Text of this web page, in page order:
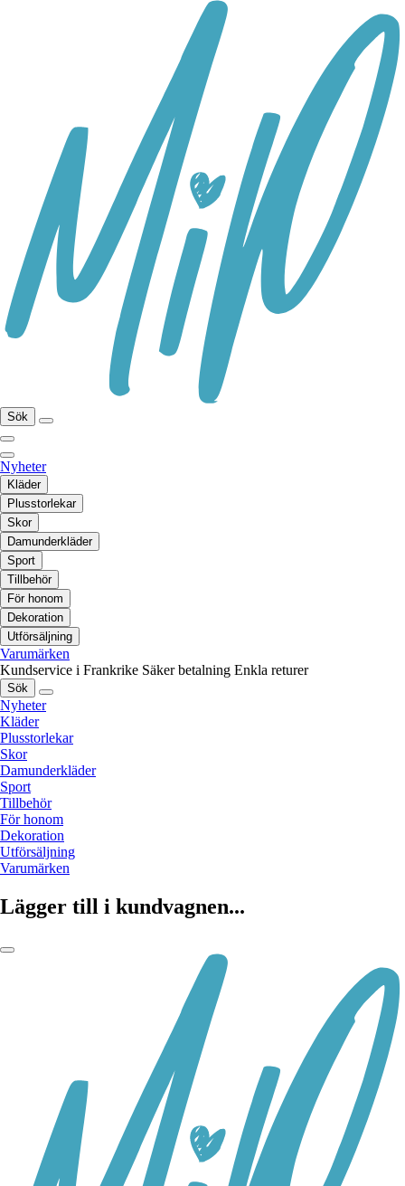
Sök
Nyheter
Kläder
Plusstorlekar
Skor
Damunderkläder
Sport
Tillbehör
För honom
Dekoration
Utförsäljning
Varumärken
Kundservice i Frankrike Säker betalning Enkla returer
Sök
Nyheter
Kläder
Plusstorlekar
Skor
Damunderkläder
Sport
Tillbehör
För honom
Dekoration
Utförsäljning
Varumärken
Lägger till i kundvagnen...